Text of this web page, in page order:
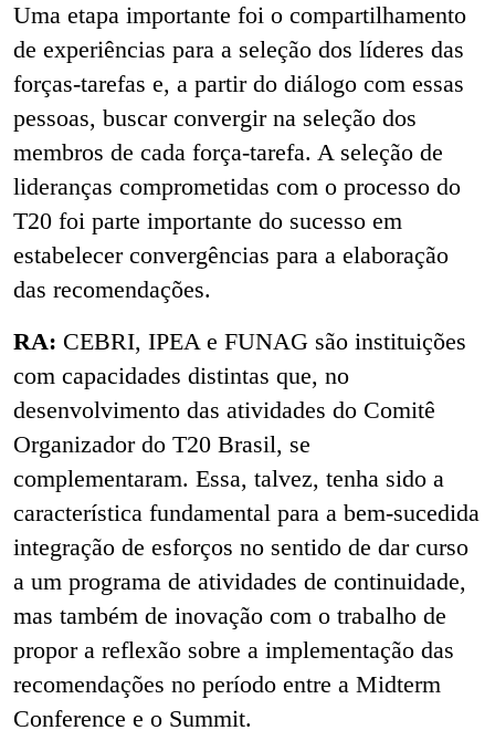
Uma etapa importante foi o compartilhamento
de experiências para a seleção dos líderes das
forças-tarefas e, a partir do diálogo com essas
pessoas, buscar convergir na seleção dos
membros de cada força-tarefa. A seleção de
lideranças comprometidas com o processo do
T20 foi parte importante do sucesso em
estabelecer convergências para a elaboração
das recomendações.
RA: CEBRI, IPEA e FUNAG são instituições
com capacidades distintas que, no
desenvolvimento das atividades do Comitê
Organizador do T20 Brasil, se
complementaram. Essa, talvez, tenha sido a
característica fundamental para a bem-sucedida
integração de esforços no sentido de dar curso
a um programa de atividades de continuidade,
mas também de inovação com o trabalho de
propor a reflexão sobre a implementação das
recomendações no período entre a Midterm
Conference e o Summit.